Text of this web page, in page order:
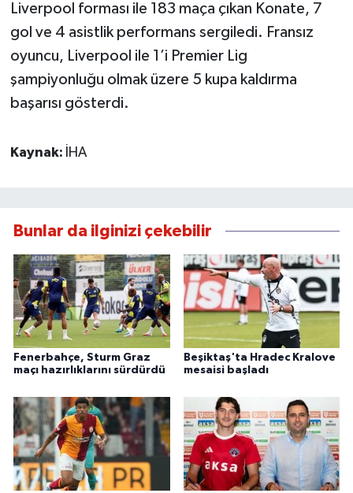
Liverpool forması ile 183 maça çıkan Konate, 7
gol ve 4 asistlik performans sergiledi. Fransız
oyuncu, Liverpool ile 1’i Premier Lig
şampiyonluğu olmak üzere 5 kupa kaldırma
başarısı gösterdi.
Kaynak: İHA
Bunlar da ilginizi çekebilir
Fenerbahçe, Sturm Graz
maçı hazırlıklarını sürdürdü
Beşiktaş'ta Hradec Kralove
mesaisi başladı